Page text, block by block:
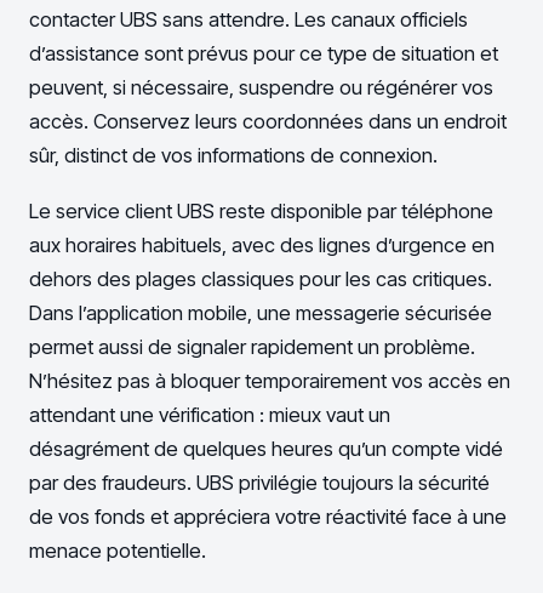
contacter UBS sans attendre. Les canaux officiels
d’assistance sont prévus pour ce type de situation et
peuvent, si nécessaire, suspendre ou régénérer vos
accès. Conservez leurs coordonnées dans un endroit
sûr, distinct de vos informations de connexion.
Le service client UBS reste disponible par téléphone
aux horaires habituels, avec des lignes d’urgence en
dehors des plages classiques pour les cas critiques.
Dans l’application mobile, une messagerie sécurisée
permet aussi de signaler rapidement un problème.
N’hésitez pas à bloquer temporairement vos accès en
attendant une vérification : mieux vaut un
désagrément de quelques heures qu’un compte vidé
par des fraudeurs. UBS privilégie toujours la sécurité
de vos fonds et appréciera votre réactivité face à une
menace potentielle.